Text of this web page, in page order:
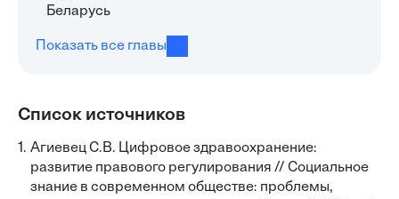
Беларусь
Показать все главы
Список источников
1. Агиевец С.В. Цифровое здравоохранение:
развитие правового регулирования // Социальное
знание в современном обществе: проблемы,